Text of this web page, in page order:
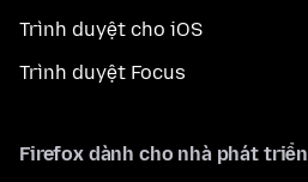
Trình duyệt cho iOS
Trình duyệt Focus
Firefox dành cho nhà phát triển